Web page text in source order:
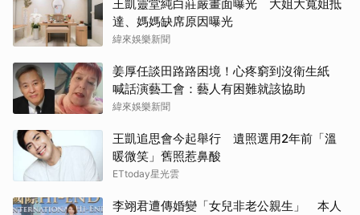
王凱靈堂純白莊嚴畫面曝光 大姐大寬姐抵
達、媽媽缺席原因曝光
緯來娛樂新聞
姜厚任談田路路困境！心疼窮到沒衛生紙
喊話演藝工會：藝人有困難就該協助
緯來娛樂新聞
王凱追思會今起舉行 遺照選用2年前「溫
暖微笑」舊照惹鼻酸
ETtoday星光雲
李翊君遭傳婚變「女兒非老公親生」 本人